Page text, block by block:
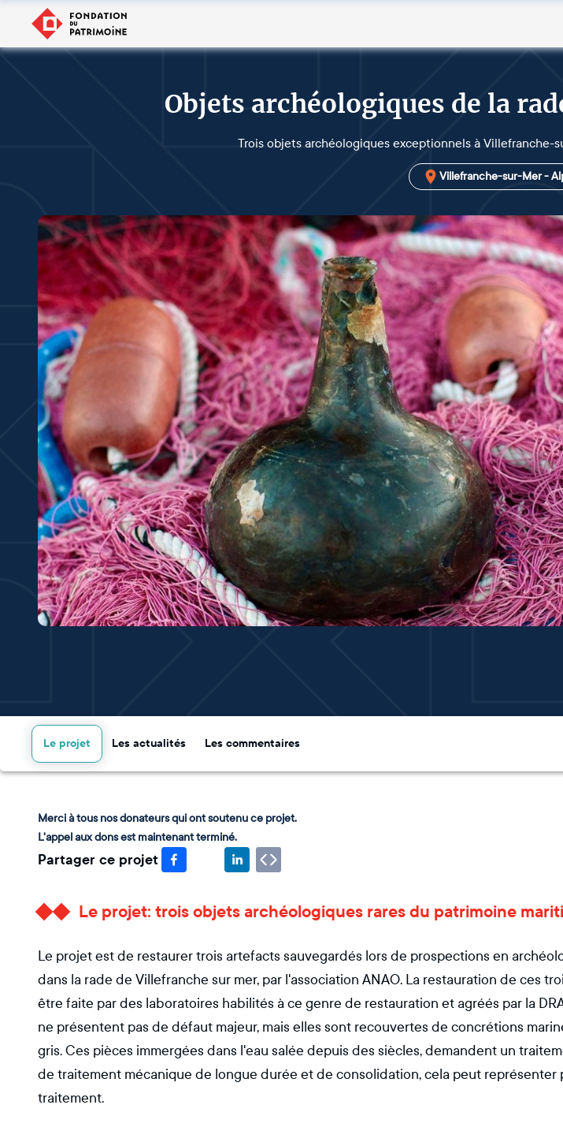
Objets archéologiques de la
Trois objets archéologiques exceptionnels à Villefranche-
Villefranche-sur-Mer -
Le projet Les actualités Les commentaires
Merci à tous nos donateurs qui ont soutenu ce projet.
L'appel aux dons est maintenant terminé.
Partager ce projet
Le projet: trois objets archéologiques rares du patrimoine
Le projet est de restaurer trois artefacts sauvegardés lors de prospections en
dans la rade de Villefranche sur mer, par l'association ANAO. La restauration de ces
être faite par des laboratoires habilités à ce genre de restauration et agréés par la
ne présentent pas de défaut majeur, mais elles sont recouvertes de concrétions
gris. Ces pièces immergées dans l'eau salée depuis des siècles, demandent un
de traitement mécanique de longue durée et de consolidation, cela peut représenter
traitement.